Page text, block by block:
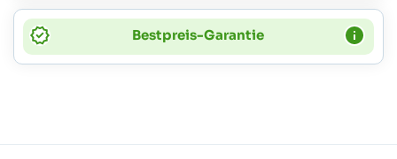
Bestpreis-Garantie